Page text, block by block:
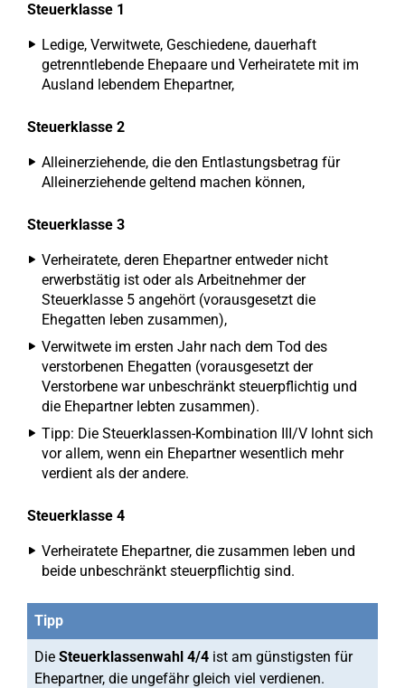
Steuerklasse 1
Ledige, Verwitwete, Geschiedene, dauerhaft
getrenntlebende Ehepaare und Verheiratete mit im
Ausland lebendem Ehepartner,
Steuerklasse 2
Alleinerziehende, die den Entlastungsbetrag für
Alleinerziehende geltend machen können,
Steuerklasse 3
Verheiratete, deren Ehepartner entweder nicht
erwerbstätig ist oder als Arbeitnehmer der
Steuerklasse 5 angehört (vorausgesetzt die
Ehegatten leben zusammen),
Verwitwete im ersten Jahr nach dem Tod des
verstorbenen Ehegatten (vorausgesetzt der
Verstorbene war unbeschränkt steuerpflichtig und
die Ehepartner lebten zusammen).
Tipp: Die Steuerklassen-Kombination III/V lohnt sich
vor allem, wenn ein Ehepartner wesentlich mehr
verdient als der andere.
Steuerklasse 4
Verheiratete Ehepartner, die zusammen leben und
beide unbeschränkt steuerpflichtig sind.
Tipp
Die Steuerklassenwahl 4/4 ist am günstigsten für
Ehepartner, die ungefähr gleich viel verdienen.